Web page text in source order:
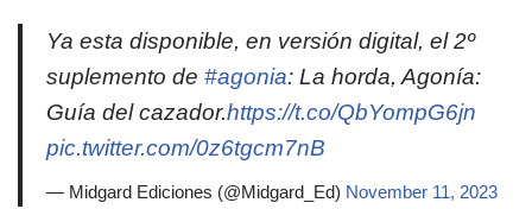
Ya esta disponible, en versión digital, el 2º
suplemento de #agonia: La horda, Agonía:
Guía del cazador.https://t.co/QbYompG6jn
pic.twitter.com/0z6tgcm7nB
— Midgard Ediciones (@Midgard_Ed) November 11, 2023